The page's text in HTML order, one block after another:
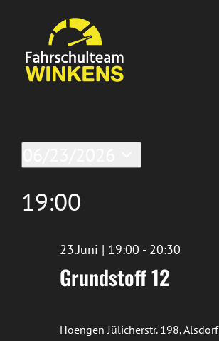
springen
Veranstaltungen
für
23/Juni/2026
Datum
wählen.
19:00
Grundstoff 12
23.Juni | 19:00 - 20:30
HoengenJülicherstr. 198, Alsdorf